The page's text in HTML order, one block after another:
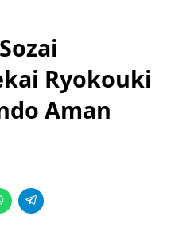
Ryokouki
Aman